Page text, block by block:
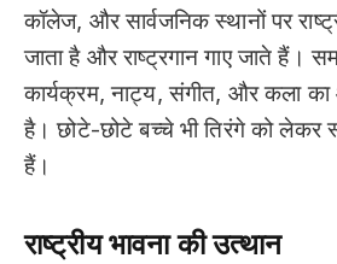
कॉलेज, और सार्वजनिक स्थानों पर
जाता है और राष्ट्रगान गाए जाते हैं।
कार्यक्रम, नाट्य, संगीत, और कला का
है। छोटे-छोटे बच्चे भी तिरंगे को लेकर
हैं।
राष्ट्रीय भावना की उत्थान